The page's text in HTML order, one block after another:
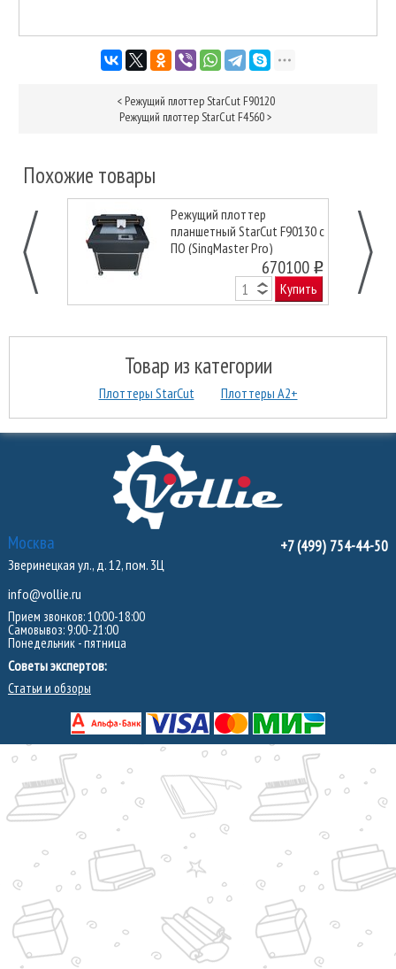
< Режущий плоттер StarCut F90120
Режущий плоттер StarCut F4560>
Похожие товары
Режущий плоттер
планшетный StarCut F90130 с
ПО (SingMaster Pro)
670100 o
Купить
Товар из категории
Плоттеры StarCut Плоттеры А2+
Москва
Зверинецкая ул., д. 12, пом. 3Ц
info@vollie.ru
Прием звонков: 10:00-18:00
Самовывоз: 9:00-21:00
Понедельник - пятница
Советы экспертов:
Статьи и обзоры
+7 (499) 754-44-50